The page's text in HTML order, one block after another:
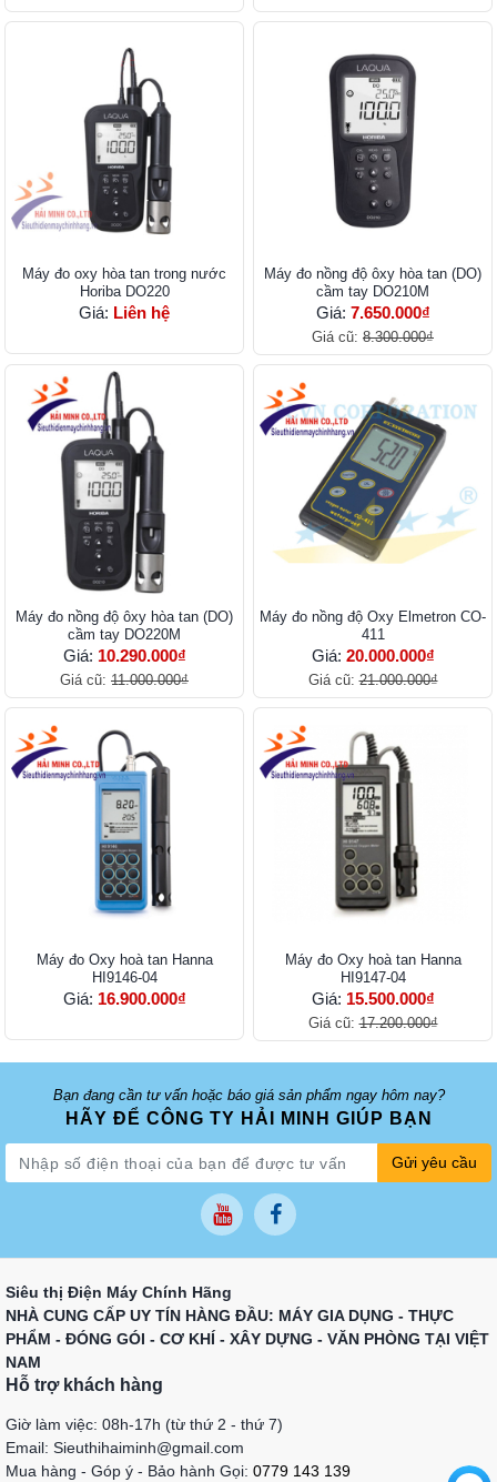
Máy đo oxy hòa tan trong nước
Horiba DO220
Giá: Liên hệ
Máy đo nồng độ ôxy hòa tan (DO)
cầm tay DO210M
Giá: 7.650.000₫
Giá cũ: 8.300.000₫
Máy đo nồng độ ôxy hòa tan (DO)
cầm tay DO220M
Giá: 10.290.000₫
Giá cũ: 11.000.000₫
Máy đo nồng độ Oxy Elmetron CO-
411
Giá: 20.000.000₫
Giá cũ:21.000.000₫
Máy đo Oxy hoà tan Hanna
HI9146-04
Giá: 16.900.000₫
Máy đo Oxy hoà tan Hanna
HI9147-04
Giá: 15.500.000₫
Giá cũ:17.200.000₫
Bạn đang cần tư vấn hoặc báo giá sản phẩm ngay hôm nay?
HÃY ĐỂ CÔNG TY HẢI MINH GIÚP BẠN
Gửi yêu cầu
Siêu thị Điện Máy Chính Hãng
NHÀ CUNG CẤP UY TÍN HÀNG ĐẦU: MÁY GIA DỤNG - THỰC
PHẨM - ĐÓNG GÓI - CƠ KHÍ - XÂY DỰNG - VĂN PHÒNG TẠI VIỆT
NAM
Hỗ trợ khách hàng
Giờ làm việc: 08h-17h (từ thứ 2 - thứ 7)
Email: Sieuthihaiminh@gmail.com
Mua hàng - Góp ý - Bảo hành Gọi: 0779 143 139